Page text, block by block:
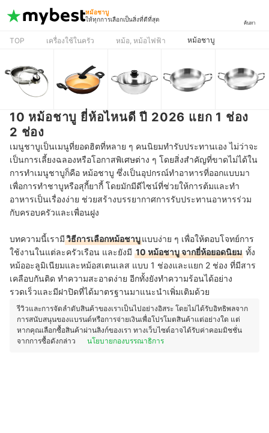
หม้อชาบู
ให้ทุกการเลือกเป็นสิ่งที่ดีที่สุด
ค้นหา
TOP เครื่องใช้ในครัว หม้อ, หม้อไฟฟ้า หม้อชาบู
10 หม้อชาบู ยี่ห้อไหนดี ปี 2026 แยก 1 ช่อง
2 ช่อง
เมนูชาบูเป็นเมนูที่ยอดฮิตที่หลาย ๆ คนนิยมทำรับประทานเอง ไม่ว่าจะ
เป็นการเลี้ยงฉลองหรือโอกาสพิเศษต่าง ๆ โดยสิ่งสำคัญที่ขาดไม่ได้ใน
การทำเมนูชาบูก็คือ หม้อชาบู ซึ่งเป็นอุปกรณ์ทำอาหารที่ออกแบบมา
เพื่อการทำชาบูหรือสุกี้ยากี้ โดยมักมีดีไซน์ที่ช่วยให้การต้มและทำ
อาหารเป็นเรื่องง่าย ช่วยสร้างบรรยากาศการรับประทานอาหารร่วม
กับครอบครัวและเพื่อนฝูง
บทความนี้เรามีวิธีการเลือกหม้อชาบูแบบง่าย ๆ เพื่อให้ตอบโจทย์การ
ใช้งานในแต่ละครัวเรือน และยังมี 10 หม้อชาบู จากยี่ห้อยอดนิยม ทั้ง
หม้ออะลูมิเนียมและหม้อสเตนเลส แบบ 1 ช่องและแยก 2 ช่อง ที่มีสาร
เคลือบกันติด ทำความสะอาดง่าย อีกทั้งยังทำความร้อนได้อย่าง
รวดเร็วและมีฝาปิดที่ได้มาตรฐานมาแนะนำเพิ่มเติมด้วย
รีวิวและการจัดลำดับสินค้าของเราเป็นไปอย่างอิสระ โดยไม่ได้รับอิทธิพลจาก
การสนับสนุนของแบรนด์หรือการจ่ายเงินเพื่อโปรโมตสินค้าแต่อย่างใด แต่
หากคุณเลือกซื้อสินค้าผ่านลิงก์ของเรา ทางเว็บไซต์อาจได้รับค่าคอมมิชชั่น
จากการซื้อดังกล่าว
นโยบายกองบรรณาธิการ